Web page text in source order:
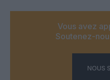
Vous avez
Soutenez-
NOUS